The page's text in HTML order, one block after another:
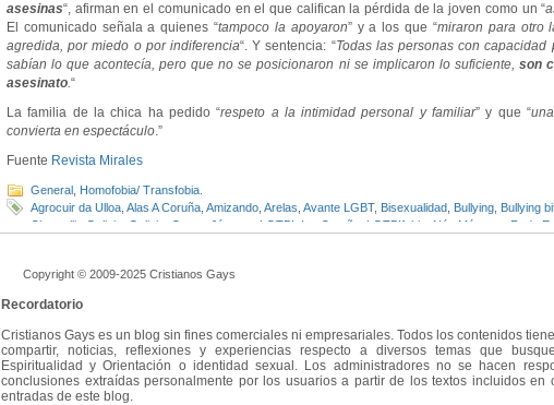
asesinas“, afirman en el comunicado en el que califican la pérdida de la joven como un “
El comunicado señala a quienes “tampoco la apoyaron” y a los que “miraron para otro
agredida, por miedo o por indiferencia“. Y sentencia: “Todas las personas con capacidad
sabían lo que acontecía, pero que no se posicionaron ni se implicaron lo suficiente, son
asesinato.“
La familia de la chica ha pedido “respeto a la intimidad personal y familiar” y que “
convierta en espectáculo.”
Fuente Revista Mirales
General Homofobia/ Transfobia.
Agrocuir da Ulloa Alas A Coruña Amizando Arelas Avante LGBT, Bisexualidad Bullying Bullying
Chrysallis Galicia
Galicia Gotas Jóvenes LGTBI LesCoruña LGTBIfobia Nós Mésmas
Rede
Copyright © 2009-2025 Cristianos Gays
Recordatorio
Cristianos Gays es un blog sin fines comerciales ni empresariales. Todos los contenidos
compartir, noticias, reflexiones y experiencias respecto a diversos temas que
Espiritualidad y Orientación o identidad sexual. Los administradores no se hacen
conclusiones extraídas personalmente por los usuarios a partir de los textos incluidos en
entradas de este blog.